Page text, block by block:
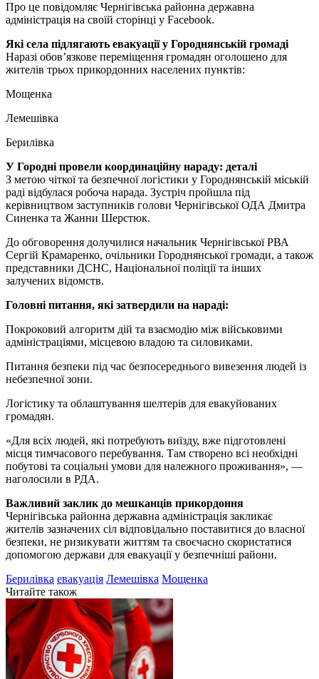
Про це повідомляє Чернігівська районна державна
адміністрація на своїй сторінці у Facebook.
Які села підлягають евакуації у Городнянській громаді
Наразі обов’язкове переміщення громадян оголошено для
жителів трьох прикордонних населених пунктів:
Мощенка
Лемешівка
Берилівка
У Городні провели координаційну нараду: деталі
З метою чіткої та безпечної логістики у Городнянській міській
раді відбулася робоча нарада. Зустріч пройшла під
керівництвом заступників голови Чернігівської ОДА Дмитра
Синенка та Жанни Шерстюк.
До обговорення долучилися начальник Чернігівської РВА
Сергій Крамаренко, очільники Городнянської громади, а також
представники ДСНС, Національної поліції та інших
залучених відомств.
Головні питання, які затвердили на нараді:
Покроковий алгоритм дій та взаємодію між військовими
адміністраціями, місцевою владою та силовиками.
Питання безпеки під час безпосереднього вивезення людей із
небезпечної зони.
Логістику та облаштування шелтерів для евакуйованих
громадян.
«Для всіх людей, які потребують виїзду, вже підготовлені
місця тимчасового перебування. Там створено всі необхідні
побутові та соціальні умови для належного проживання», —
наголосили в РДА.
Важливий заклик до мешканців прикордоння
Чернігівська районна державна адміністрація закликає
жителів зазначених сіл відповідально поставитися до власної
безпеки, не ризикувати життям та своєчасно скористатися
допомогою держави для евакуації у безпечніші райони.
Берилівка евакуація Лемешівка Мощенка
Читайте також